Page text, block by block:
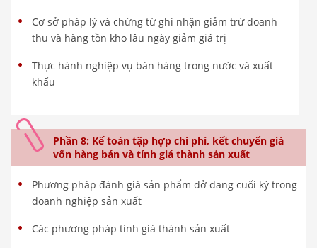
Cơ sở pháp lý và chứng từ ghi nhận giảm trừ doanh
thu và hàng tồn kho lâu ngày giảm giá trị
Thực hành nghiệp vụ bán hàng trong nước và xuất
khẩu
Phần 8: Kế toán tập hợp chi phí, kết chuyển giá
vốn hàng bán và tính giá thành sản xuất
Phương pháp đánh giá sản phẩm dở dang cuối kỳ trong
doanh nghiệp sản xuất
Các phương pháp tính giá thành sản xuất